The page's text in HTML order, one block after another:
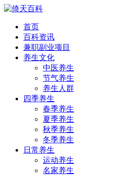
首页
百科资讯
兼职副业项目
养生文化
中医养生
节气养生
养生人群
四季养生
春季养生
夏季养生
秋季养生
冬季养生
日常养生
运动养生
名家养生